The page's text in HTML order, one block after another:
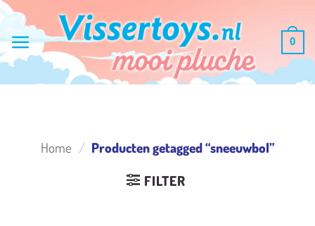
Ga
inhoud
0
Home / Producten getagged “sneeuwbol”
FILTER